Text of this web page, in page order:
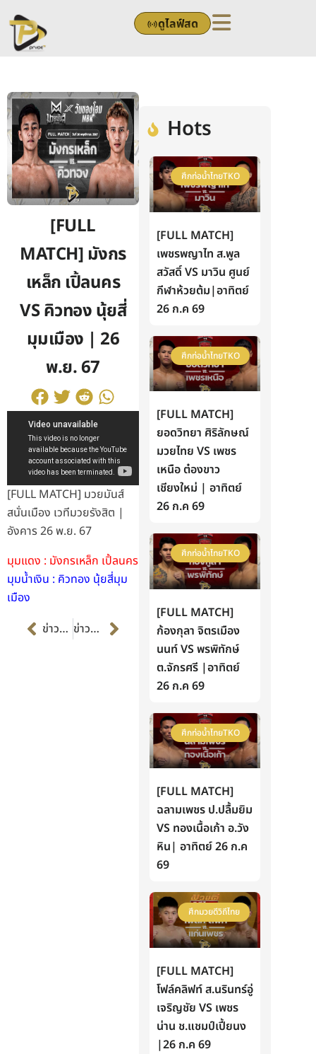
to
content
ดูไลฟ์สด
[FULL
MATCH] มังกร
เหล็ก เปิ้ลนคร
VS คิวทอง นุ้ยสี่
มุมเมือง | 26
พ.ย. 67
[FULL MATCH] มวยมันส์
สนั่นเมือง เวทีมวยรังสิต |
อังคาร 26 พ.ย. 67
มุมแดง : มังกรเหล็ก เปิ้ลนคร
มุมน้ำเงิน : คิวทอง นุ้ยสี่มุม
เมือง
Prevข่าวก่อนหน้า ข่าวต่อไป Next
Hots
ศึกท่อน้ำไทยTKO
[FULL MATCH]
เพชรพญาไท ส.พูล
สวัสดิ์ VS มาวิน ศูนย์
กีฬาห้วยต้ม|อาทิตย์
26 ก.ค 69
ศึกท่อน้ำไทยTKO
[FULL MATCH]
ยอดวิทยา ศิริลักษณ์
มวยไทย VS เพชร
เหนือ ต๋องขาว
เชียงใหม่ | อาทิตย์
26 ก.ค 69
ศึกท่อน้ำไทยTKO
[FULL MATCH]
ก้องกุลา จิตรเมือง
นนท์ VS พรพิทักษ์
ต.จักรศรี |อาทิตย์
26 ก.ค 69
ศึกท่อน้ำไทยTKO
[FULL MATCH]
ฉลามเพชร ป.ปลื้มยิม
VS ทองเนื้อเก้า อ.วัง
หิน| อาทิตย์ 26 ก.ค
69
ศึกมวยดีวิถีไทย
[FULL MATCH]
โฟล์คลิฟท์ ส.นรินทร์อู่
เจริญชัย VS เพชร
น่าน ช.แชมป์เปี้ยนง
|26 ก.ค 69